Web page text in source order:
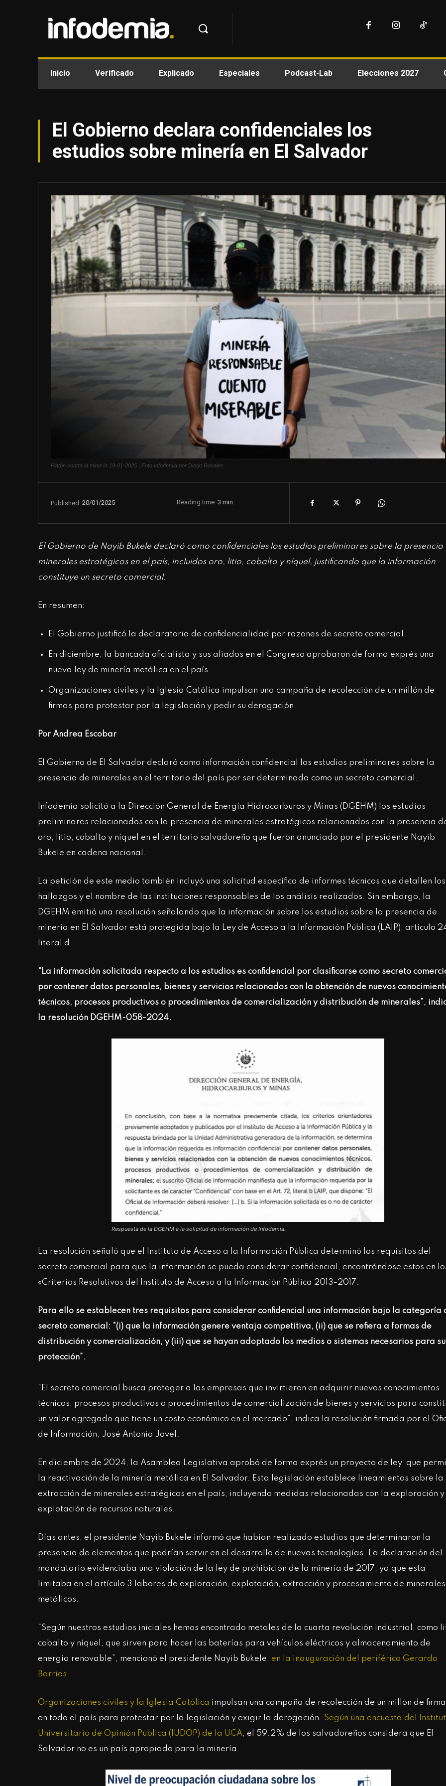
Inicio Verificado Explicado Especiales Podcast-Lab Elecciones 2027
El Gobierno declara confidenciales los
estudios sobre minería en El Salvador
Platón contra la minería 19-01-2025 | Foto Infodemia por Diego Rosales
Published: 20/01/2025 Reading time: 3 min.
El Gobierno de Nayib Bukele declaró como confidenciales los estudios preliminares sobre la presencia
minerales estratégicos en el país, incluidos oro, litio, cobalto y níquel, justificando que la información
constituye un secreto comercial.
En resumen:
El Gobierno justificó la declaratoria de confidencialidad por razones de secreto comercial.
En diciembre, la bancada oficialista y sus aliados en el Congreso aprobaron de forma exprés una
nueva ley de minería metálica en el país.
Organizaciones civiles y la Iglesia Católica impulsan una campaña de recolección de un millón de
firmas para protestar por la legislación y pedir su derogación.
Por Andrea Escobar
El Gobierno de El Salvador declaró como información confidencial los estudios preliminares sobre la
presencia de minerales en el territorio del país por ser determinada como un secreto comercial.
Infodemia solicitó a la Dirección General de Energía Hidrocarburos y Minas (DGEHM) los estudios
preliminares relacionados con la presencia de minerales estratégicos relacionados con la presencia
oro, litio, cobalto y níquel en el territorio salvadoreño que fueron anunciado por el presidente Nayib
Bukele en cadena nacional.
La petición de este medio también incluyó una solicitud específica de informes técnicos que detallen los
hallazgos y el nombre de las instituciones responsables de los análisis realizados. Sin embargo, la
DGEHM emitió una resolución señalando que la información sobre los estudios sobre la presencia de
minería en El Salvador está protegida bajo la Ley de Acceso a la Información Pública (LAIP), artículo
literal d.
“La información solicitada respecto a los estudios es confidencial por clasificarse como secreto
por contener datos personales, bienes y servicios relacionados con la obtención de nuevos
técnicos, procesos productivos o procedimientos de comercialización y distribución de minerales”,
la resolución DGEHM-058-2024.
Respuesta de la DGEHM a la solicitud de información de Infodemia.
La resolución señaló que el Instituto de Acceso a la Información Pública determinó los requisitos del
secreto comercial para que la información se pueda considerar confidencial, encontrándose estos en
«Criterios Resolutivos del Instituto de Acceso a la Información Pública 2013-2017.
Para ello se establecen tres requisitos para considerar confidencial una información bajo la categoría
secreto comercial: “(i) que la información genere ventaja competitiva, (ii) que se refiera a formas de
distribución y comercialización, y (iii) que se hayan adoptado los medios o sistemas necesarios para su
protección”.
“El secreto comercial busca proteger a las empresas que invirtieron en adquirir nuevos conocimientos
técnicos, procesos productivos o procedimientos de comercialización de bienes y servicios para
un valor agregado que tiene un costo económico en el mercado”, indica la resolución firmada por el
de Información, José Antonio Jovel.
En diciembre de 2024, la Asamblea Legislativa aprobó de forma exprés un proyecto de ley que
la reactivación de la minería metálica en El Salvador. Esta legislación establece lineamientos sobre la
extracción de minerales estratégicos en el país, incluyendo medidas relacionadas con la exploración y
explotación de recursos naturales.
Días antes, el presidente Nayib Bukele informó que habían realizado estudios que determinaron la
presencia de elementos que podrían servir en el desarrollo de nuevas tecnologías. La declaración del
mandatario evidenciaba una violación de la ley de prohibición de la minería de 2017, ya que esta
limitaba en el artículo 3 labores de exploración, explotación, extracción y procesamiento de minerales
metálicos.
“Según nuestros estudios iniciales hemos encontrado metales de la cuarta revolución industrial, como
cobalto y níquel, que sirven para hacer las baterías para vehículos eléctricos y almacenamiento de
energía renovable”, mencionó el presidente Nayib Bukele, en la inauguración del periférico Gerardo
Barrios.
Organizaciones civiles y la Iglesia Católica impulsan una campaña de recolección de un millón de
en todo el país para protestar por la legislación y exigir la derogación. Según una encuesta del
Universitario de Opinión Pública (IUDOP) de la UCA, el 59.2% de los salvadoreños considera que El
Salvador no es un país apropiado para la minería.